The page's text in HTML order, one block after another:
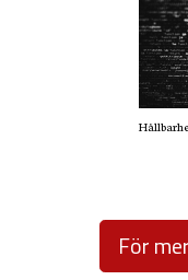
För